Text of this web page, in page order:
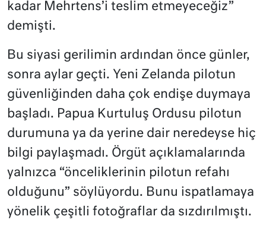
kadar Mehrtens’i teslim etmeyeceğiz”
demişti.
Bu siyasi gerilimin ardından önce günler,
sonra aylar geçti. Yeni Zelanda pilotun
güvenliğinden daha çok endişe duymaya
başladı. Papua Kurtuluş Ordusu pilotun
durumuna ya da yerine dair neredeyse hiç
bilgi paylaşmadı. Örgüt açıklamalarında
yalnızca “önceliklerinin pilotun refahı
olduğunu” söylüyordu. Bunu ispatlamaya
yönelik çeşitli fotoğraflar da sızdırılmıştı.